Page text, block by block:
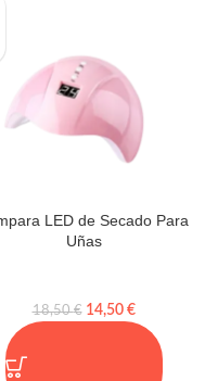
LED de Secado Para
Uñas
18,50€ 14,50 €